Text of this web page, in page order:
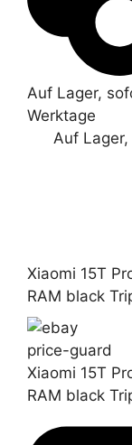
Auf Lager,
Werktage
Auf
Xiaomi 15T
RAM black
price-guard
Xiaomi 15T
RAM black